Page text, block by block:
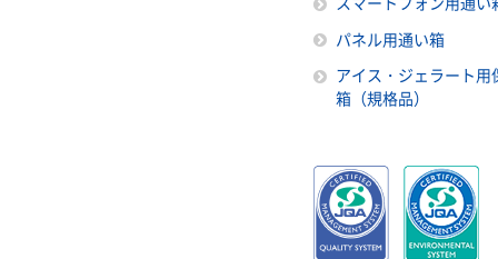
パネル用通い箱
アイス・ジェラート用
箱（規格品）